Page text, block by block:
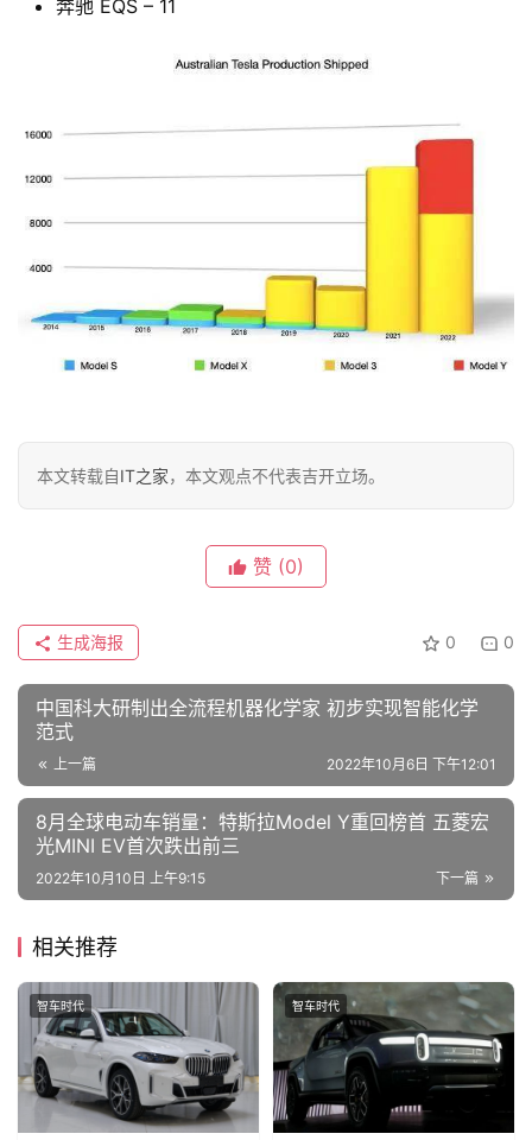
行
讯
专
栏
开
T
a
登录 注册
奔驰 EQS – 11
本文转载自IT之家，本文观点不代表吉开立场。
赞 (0)
0 0
生成海报
中国科大研制出全流程机器化学家 初步实现智能化学
范式
上一篇 2022年10月6日 下午12:01
8月全球电动车销量：特斯拉Model Y重回榜首 五菱宏
光MINI EV首次跌出前三
下一篇
2022年10月10日 上午9:15
相关推荐
智车时代 智车时代